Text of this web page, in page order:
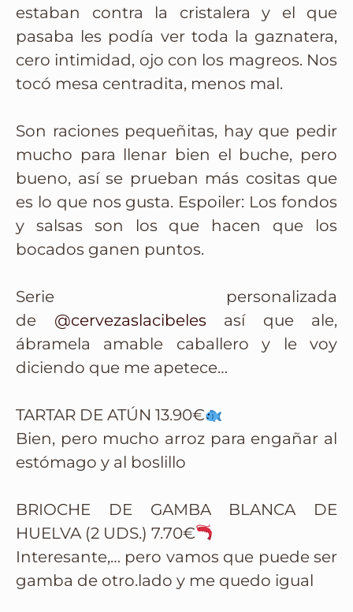
estaban contra la cristalera y el que
pasaba les podía ver toda la gaznatera,
cero intimidad, ojo con los magreos. Nos
tocó mesa centradita, menos mal.
Son raciones pequeñitas, hay que pedir
mucho para llenar bien el buche, pero
bueno, así se prueban más cositas que
es lo que nos gusta. Espoiler: Los fondos
y salsas son los que hacen que los
bocados ganen puntos.
Serie personalizada
de @cervezaslacibeles así que ale,
ábramela amable caballero y le voy
diciendo que me apetece…
TARTAR DE ATÚN 13.90€
Bien, pero mucho arroz para engañar al
estómago y al boslillo
BRIOCHE DE GAMBA BLANCA DE
HUELVA (2 UDS.) 7.70€
Interesante,… pero vamos que puede ser
gamba de otro.lado y me quedo igual